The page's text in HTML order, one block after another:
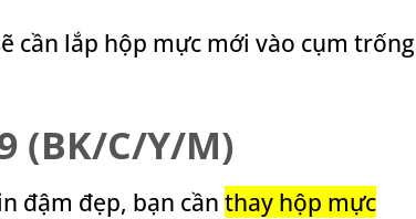
cần lắp hộp mực mới vào cụm trống
(BK/C/Y/M)
đậm đẹp, bạn cần thay hộp mực